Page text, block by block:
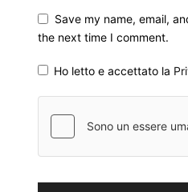
Save my name, email,
the next time I comment.
Ho letto e accettato la